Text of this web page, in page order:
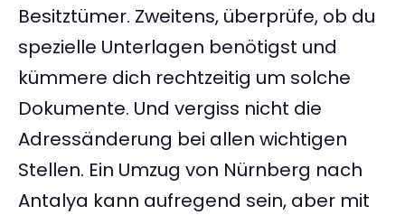
Besitztümer. Zweitens, überprüfe, ob du
spezielle Unterlagen benötigst und
kümmere dich rechtzeitig um solche
Dokumente. Und vergiss nicht die
Adressänderung bei allen wichtigen
Stellen. Ein Umzug von Nürnberg nach
Antalya kann aufregend sein, aber mit